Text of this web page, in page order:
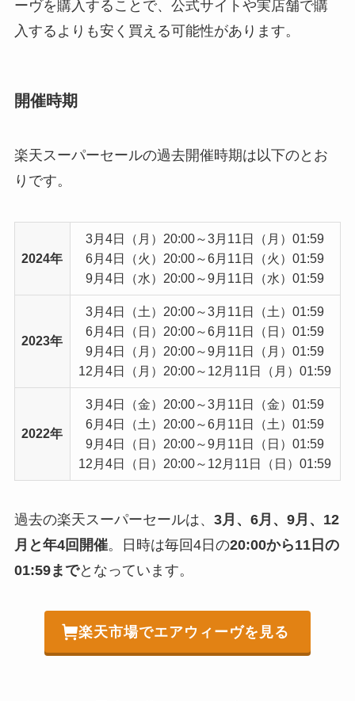
ーヴを購入することで、公式サイトや実店舗で購
入するよりも安く買える可能性があります。
開催時期
楽天スーパーセールの過去開催時期は以下のとお
りです。
2024年
3月4日（月）20:00～3月11日（月）01:59
6月4日（火）20:00～6月11日（火）01:59
9月4日（水）20:00～9月11日（水）01:59
2023年
3月4日（土）20:00～3月11日（土）01:59
6月4日（日）20:00～6月11日（日）01:59
9月4日（月）20:00～9月11日（月）01:59
12月4日（月）20:00～12月11日（月）01:59
2022年
3月4日（金）20:00～3月11日（金）01:59
6月4日（土）20:00～6月11日（土）01:59
9月4日（日）20:00～9月11日（日）01:59
12月4日（日）20:00～12月11日（日）01:59
過去の楽天スーパーセールは、 3月、6月、9月、12
月と年4回開催。日時は毎回4日の20:00から11日の
01:59までとなっています。
楽天市場でエアウィーヴを見る